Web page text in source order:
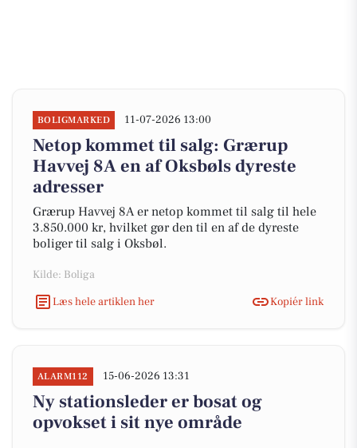
BOLIGMARKED 11-07-2026 13:00
Netop kommet til salg: Grærup
Havvej 8A en af Oksbøls dyreste
adresser
Grærup Havvej 8A er netop kommet til salg til hele
3.850.000 kr, hvilket gør den til en af de dyreste
boliger til salg i Oksbøl.
Kilde: Boliga
Læs hele artiklen her
Kopiér link
ALARM112 15-06-2026 13:31
Ny stationsleder er bosat og
opvokset i sit nye område